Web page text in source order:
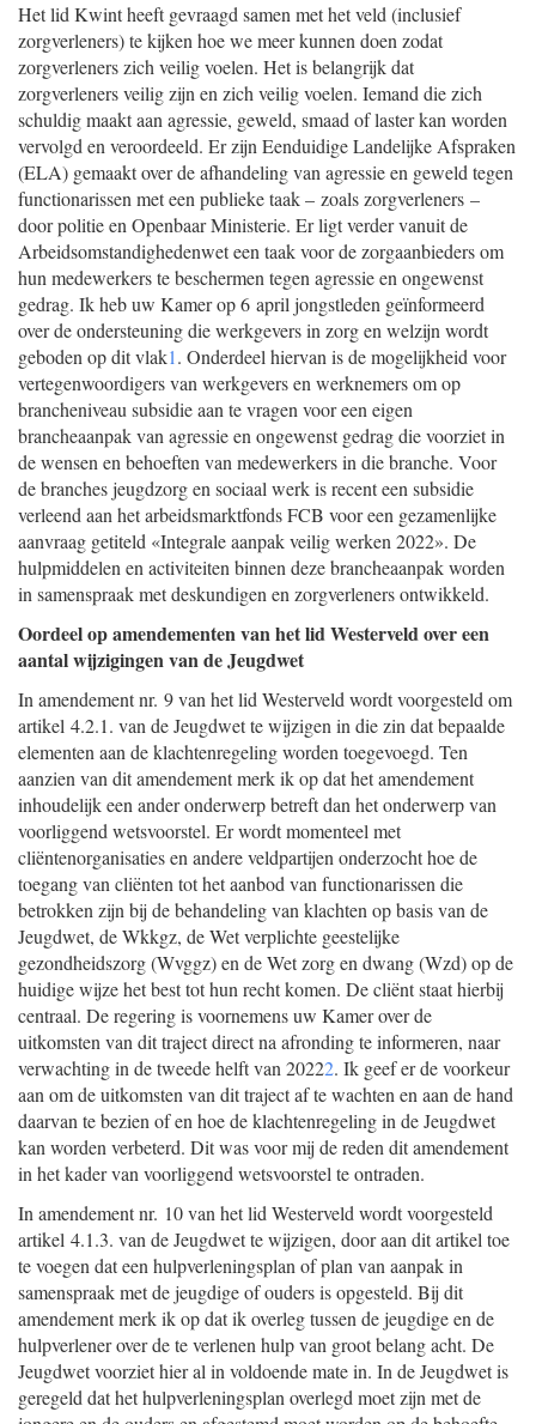
Het lid Kwint heeft gevraagd samen met het veld (inclusief
zorgverleners) te kijken hoe we meer kunnen doen zodat
zorgverleners zich veilig voelen. Het is belangrijk dat
zorgverleners veilig zijn en zich veilig voelen. Iemand die zich
schuldig maakt aan agressie, geweld, smaad of laster kan worden
vervolgd en veroordeeld. Er zijn Eenduidige Landelijke Afspraken
(ELA) gemaakt over de afhandeling van agressie en geweld tegen
functionarissen met een publieke taak – zoals zorgverleners –
door politie en Openbaar Ministerie. Er ligt verder vanuit de
Arbeidsomstandighedenwet een taak voor de zorgaanbieders om
hun medewerkers te beschermen tegen agressie en ongewenst
gedrag. Ik heb uw Kamer op 6 april jongstleden geïnformeerd
over de ondersteuning die werkgevers in zorg en welzijn wordt
geboden op dit vlak1. Onderdeel hiervan is de mogelijkheid voor
vertegenwoordigers van werkgevers en werknemers om op
brancheniveau subsidie aan te vragen voor een eigen
brancheaanpak van agressie en ongewenst gedrag die voorziet in
de wensen en behoeften van medewerkers in die branche. Voor
de branches jeugdzorg en sociaal werk is recent een subsidie
verleend aan het arbeidsmarktfonds FCB voor een gezamenlijke
aanvraag getiteld «Integrale aanpak veilig werken 2022». De
hulpmiddelen en activiteiten binnen deze brancheaanpak worden
in samenspraak met deskundigen en zorgverleners ontwikkeld.
Oordeel op amendementen van het lid Westerveld over een
aantal wijzigingen van de Jeugdwet
In amendement nr. 9 van het lid Westerveld wordt voorgesteld om
artikel 4.2.1. van de Jeugdwet te wijzigen in die zin dat bepaalde
elementen aan de klachtenregeling worden toegevoegd. Ten
aanzien van dit amendement merk ik op dat het amendement
inhoudelijk een ander onderwerp betreft dan het onderwerp van
voorliggend wetsvoorstel. Er wordt momenteel met
cliëntenorganisaties en andere veldpartijen onderzocht hoe de
toegang van cliënten tot het aanbod van functionarissen die
betrokken zijn bij de behandeling van klachten op basis van de
Jeugdwet, de Wkkgz, de Wet verplichte geestelijke
gezondheidszorg (Wvggz) en de Wet zorg en dwang (Wzd) op de
huidige wijze het best tot hun recht komen. De cliënt staat hierbij
centraal. De regering is voornemens uw Kamer over de
uitkomsten van dit traject direct na afronding te informeren, naar
verwachting in de tweede helft van 20222. Ik geef er de voorkeur
aan om de uitkomsten van dit traject af te wachten en aan de hand
daarvan te bezien of en hoe de klachtenregeling in de Jeugdwet
kan worden verbeterd. Dit was voor mij de reden dit amendement
in het kader van voorliggend wetsvoorstel te ontraden.
In amendement nr. 10 van het lid Westerveld wordt voorgesteld
artikel 4.1.3. van de Jeugdwet te wijzigen, door aan dit artikel toe
te voegen dat een hulpverleningsplan of plan van aanpak in
samenspraak met de jeugdige of ouders is opgesteld. Bij dit
amendement merk ik op dat ik overleg tussen de jeugdige en de
hulpverlener over de te verlenen hulp van groot belang acht. De
Jeugdwet voorziet hier al in voldoende mate in. In de Jeugdwet is
geregeld dat het hulpverleningsplan overlegd moet zijn met de